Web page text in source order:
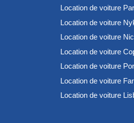
Location de voiture
Location de voiture
Location de voiture
Location de voiture
Location de voiture
Location de voiture
Location de voiture